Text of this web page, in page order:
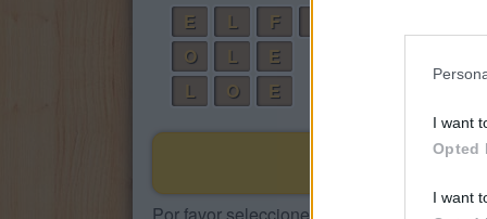
I want
Opted
I want
E
L F
O
L
E
L
O E